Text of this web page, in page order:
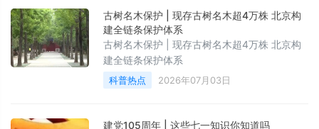
古树名木保护 | 现存古树名木超4万株 北京构
建全链条保护体系
古树名木保护 | 现存古树名木超4万株 北京构
建全链条保护体系
科普热点 2026年07月03日
建党105周年 | 这些七一知识你知道吗